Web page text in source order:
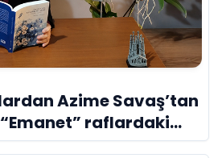
Azime Savaş’tan
raflardaki